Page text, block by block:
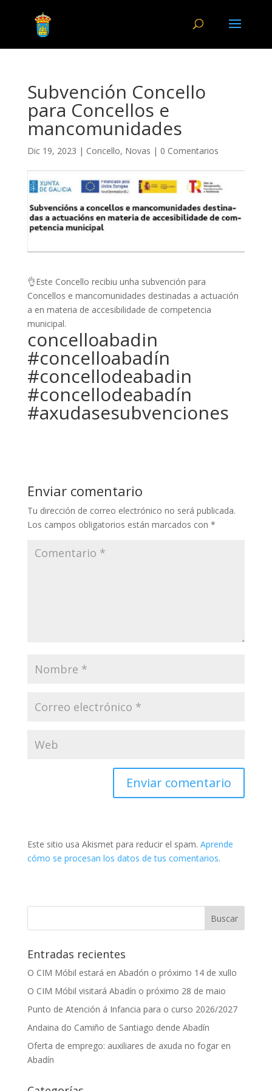
Subvención Concello
para Concellos e
mancomunidades
Dic 19, 2023 | Concello, Novas | 0 Comentarios
👌Este Concello recibiu unha subvención para
Concellos e mancomunidades destinadas a actuación
a en materia de accesibilidade de competencia
municipal.
concelloabadin
#concelloabadín
#concellodeabadin
#concellodeabadín
#axudasesubvenciones
Enviar comentario
Tu dirección de correo electrónico no será publicada.
Los campos obligatorios están marcados con *
Este sitio usa Akismet para reducir el spam. Aprende
cómo se procesan los datos de tus comentarios.
Entradas recientes
O CIM Móbil estará en Abadón o próximo 14 de xullo
O CIM Móbil visitará Abadín o próximo 28 de maio
Punto de Atención á Infancia para o curso 2026/2027
Andaina do Camiño de Santiago dende Abadín
Oferta de emprego: auxiliares de axuda no fogar en
Abadín